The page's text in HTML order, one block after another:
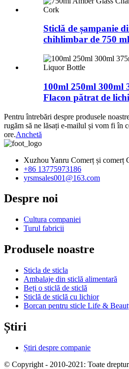
Sticlă de șampanie
chihlimbar de 750
100ml 250ml 300ml
Flacon pătrat de
Pentru întrebări despre produsele
rugăm să ne lăsați e-mailul și vom fi în
ore.Anchetă
Xuzhou Yanru Comerț și comerț
+86 13775973186
yrsmsales001@163.com
Despre noi
Cultura companiei
Turul fabricii
Produsele noastre
Sticla de sticla
Ambalaje din sticlă alimentară
Beți o sticlă de sticlă
Sticlă de sticlă cu lichior
Borcan pentru sticle Life &
Știri
Știri despre companie
© Copyright - 2010-2021: Toate